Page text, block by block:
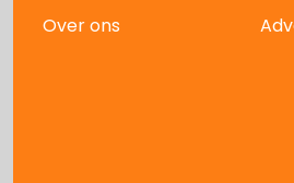
Over ons